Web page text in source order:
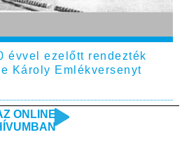
évvel ezelőtt rendezték
Károly Emlékversenyt
ONLINE